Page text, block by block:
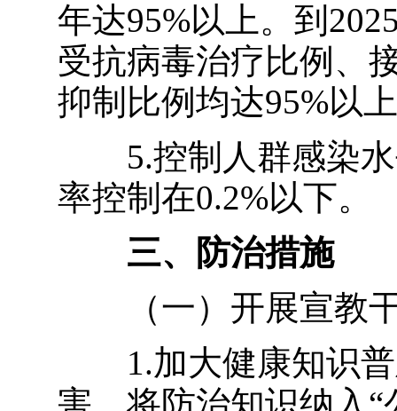
年达95%以上。到
受抗病毒治疗比例、
抑制比例均达95%以
5.控制人群感染
率控制在0.2%以下。
三、防治措施
（一）开展宣教
1.加大健康知识